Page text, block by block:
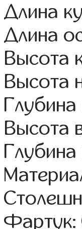
Длина
Длина
Высота
Высота
Высота
Фартук: